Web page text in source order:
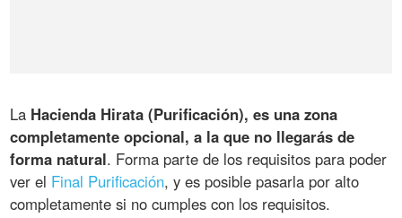
La Hacienda Hirata (Purificación), es una zona
completamente opcional, a la que no llegarás de
forma natural. Forma parte de los requisitos para poder
ver el Final Purificación, y es posible pasarla por alto
completamente si no cumples con los requisitos.